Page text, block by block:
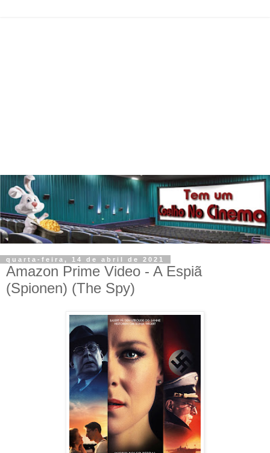
quarta-feira, 14 de abril de 2021
Amazon Prime Video - A Espiã
(Spionen) (The Spy)